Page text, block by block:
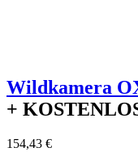
Wildkamera
+
154,43 €